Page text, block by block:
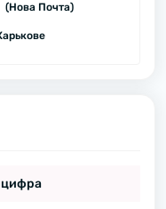
(Нова Почта)